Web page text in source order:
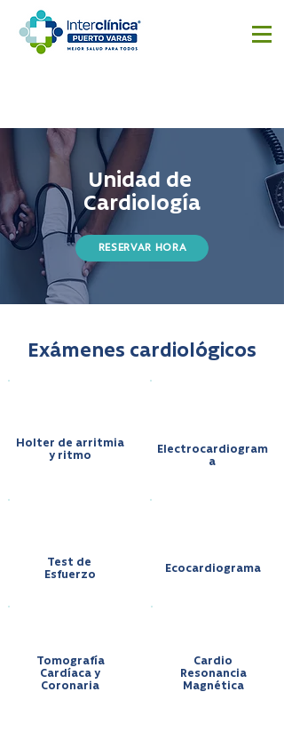
Unidad de
Cardiología
RESERVAR HORA
Exámenes cardiológicos
Holter de arritmia
y ritmo
Test de
Esfuerzo
Tomografía
Cardíaca y
Coronaria
Electrocardiogram
a
Ecocardiograma
Cardio
Resonancia
Magnética